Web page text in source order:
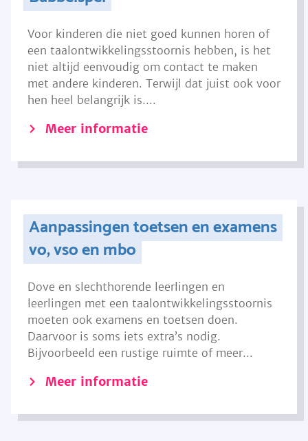
Voor kinderen die niet goed kunnen horen of
een taalontwikkelingsstoornis hebben, is het
niet altijd eenvoudig om contact te maken
met andere kinderen. Terwijl dat juist ook voor
hen heel belangrijk is....
Meer informatie
Aanpassingen toetsen en examens
vo, vso en mbo
Dove en slechthorende leerlingen en
leerlingen met een taalontwikkelingsstoornis
moeten ook examens en toetsen doen.
Daarvoor is soms iets extra’s nodig.
Bijvoorbeeld een rustige ruimte of meer...
Meer informatie